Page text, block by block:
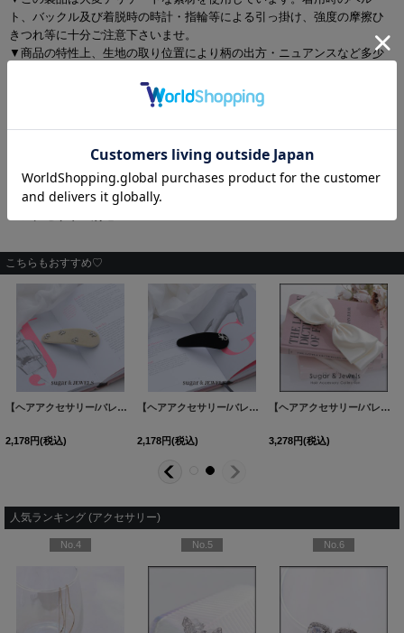
ト、バックル及び着脱時の時計・指輪等による引っ掛け、強度の摩擦ひ
きつれ等に十分ご注意下さいませ。
▼商品の特性上、生地の取り位置により柄の出方・ニュアンスなど多少
合わせ部分で必ずしも合っていないことがございます。
▼長時間濡れたままで重ねて置いたり、摩擦（特に湿った状態での摩
▼配色デザインの商品は、色落ち・色移りしやすいため、 洗濯の際はク
リーニング店とご相談の上、目立たない部分で試してから行ってくださ
い。 汚れた部分は部分洗いをしていただくことをおすすめいたします。
こちらもおすすめ♡
[A2307453-250204-1] [A2307443-250214-1]
【ヘアアクセサリー/バレッタ】リボンビジューバレッタ【1カラー】[OF02] [A2307452-
2,178円(税込)
【ヘアアクセサリー/バレッタ】リボンビジューベロアバレッタ【1カラー】[OF02]
2,178円(税込)
【ヘアアクセサリー/バレッタ】ホワイトビッグリボンバレッタ【カラー】[OF02]
3,278円(税込)
人気ランキング (アクセサリー)
No.4 No.5 No.6